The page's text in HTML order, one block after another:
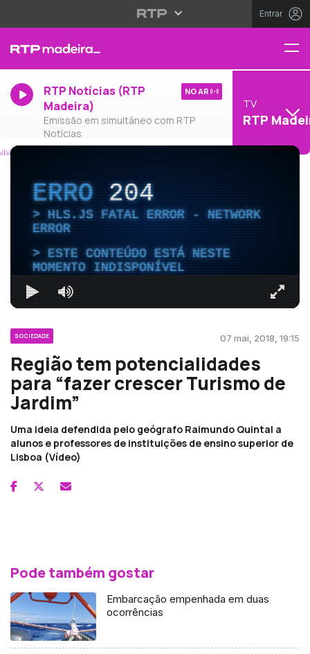
Entrar
RTP Notícias (RTP
Madeira)
Emissão em simultâneo com RTP
Notícias
NO AR
TV
RTP
ERRO204
HLS.JS FATAL ERROR - NETWORK
ERROR
ESTE CONTEÚDO ESTÁ NESTE
MOMENTO INDISPONÍVEL
SOCIEDADE 07 mai, 2018, 19:15
Região tem potencialidades
para “fazer crescer Turismo de
Jardim”
Uma ideia defendida pelo geógrafo Raimundo Quintal a
alunos e professores de instituições de ensino superior de
Lisboa (Vídeo)
Pode também gostar
Embarcação empenhada em duas
ocorrências